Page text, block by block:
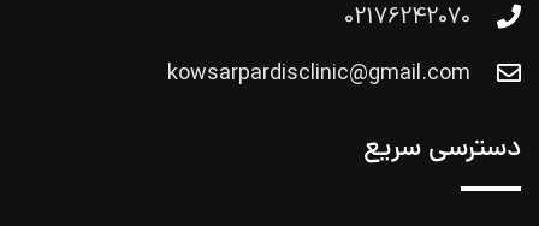
02176242070
kowsarpardisclinic@gmail.com
دسترسی سریع